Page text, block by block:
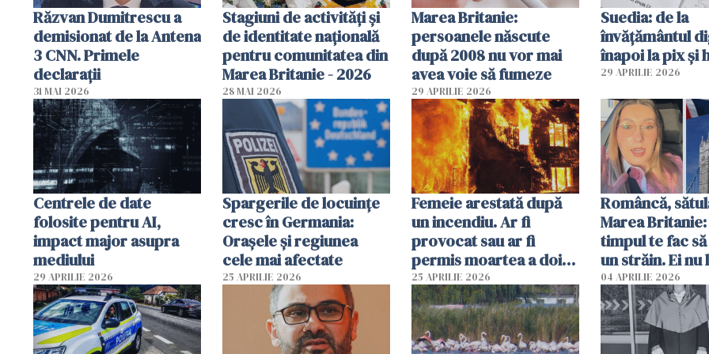
Răzvan Dumitrescu a
demisionat de la Antena
3 CNN. Primele
declarații
31 MAI 2026
Stagiuni de activități și
de identitate națională
pentru comunitatea din
Marea Britanie - 2026
28 MAI 2026
Marea Britanie:
persoanele născute
după 2008 nu vor mai
avea voie să fumeze
29 APRILIE 2026
Suedia: de la
învățământul
înapoi la pix și
29 APRILIE 2026
Centrele de date
folosite pentru AI,
impact major asupra
mediului
29 APRILIE 2026
Spargerile de locuințe
cresc în Germania:
Orașele și regiunea
cele mai afectate
25 APRILIE 2026
Femeie arestată după
un incendiu. Ar fi
provocat sau ar fi
permis moartea a doi
copii de 1 an și 3 ani
25 APRILIE 2026
Româncă,
Marea
timpul te fac
un străin. Ei nu
ca noi. În
oamenii sunt
04 APRILIE 2026